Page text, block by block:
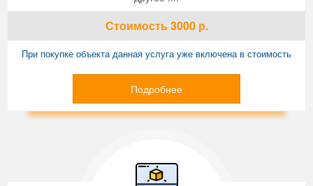
Стоимость3000р.
При покупке объекта данная услуга уже включена в стоимость
Подробнее